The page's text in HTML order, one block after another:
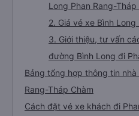
Long Phan Rang-Tháp
2. Giá vé xe Bình
3. Giới thiệu, tư vấn
đường Bình Long đi
Bảng tổng hợp thông tin nhà
Rang-Tháp Chàm
Cách đặt vé xe khách đi